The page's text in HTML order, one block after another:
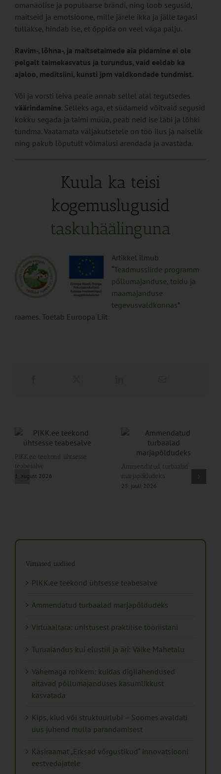
omanäolise ja populaarse brändi, ning loob segusid,
maitseid ja emotsioone, mille järele ikka ja jälle tagasi
tullakse, hindab ise, et õppida on veel väga palju.
Ravim-, lõhna-, ja maitsetaimede aia pidamine ei ole
pelgalt taimekasvatus ja turundus, vaid eeldab ka
ajaloo, meditsiini, kunsti jpm valdkondade tundmist.
Või ja vorsti leiva peale annab sellel alal tegutsedes
väärindamine. Selleks aga, et südameid võitvaid segusid
kokku segada ja taimi müüa, peab neid ise läbi ja lõhki
tundma. Vaatamata väljakutsetele on töö ilus ja naiselik
ning pakub lõputult võimalusi arendada ja avastada.
Kuula ka teisi
kogemuslugusid
taskuhäälinguna
Artikkel ilmub
“Teadmussiirde programm
põllumajanduse, toidu ja
maamajanduse
tegevusvaldkonnas”
raames. Toetab Euroopa Liit
PIKK.ee teekond ühtsesse
teabesalve
1. august 2026
Ammendatud turbaalad
marjapõldudeks
25. juuli 2026
Viimased uudised
PIKK.ee teekond ühtsesse teabesalve
Ammendatud turbaalad marjapõldudeks
Virtuaaltara: unistusest praktilise tööriistani
Turuaiandus kui elustiil ja äri: Väike Mahetalu
Vähemaga rohkem: kuidas digilahendused
aitavad põllumajanduses kasumlikkust
kasvatada
Kips, kiud või struktuurlubi – Soomes avaldati
uus juhend mulla parandamisest
Käsiraamat „Erksad võrgustikud“ innovatsiooni
eestvedajatele